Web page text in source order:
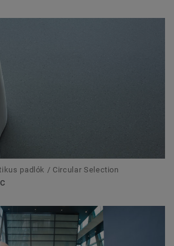
padlók / Circular Selection